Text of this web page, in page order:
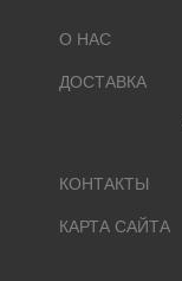
О НАС
ДОСТАВКА
КОНТАКТЫ
КАРТА САЙТА